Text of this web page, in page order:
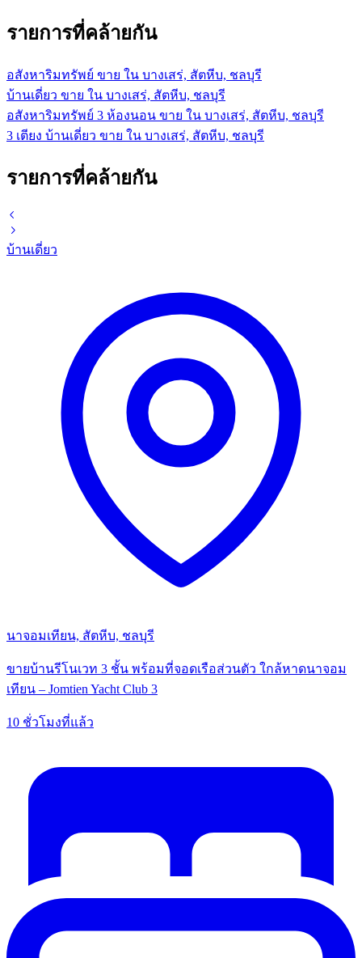
รายการที่คล้ายกัน
อสังหาริมทรัพย์ ขาย ใน บางเสร่, สัตหีบ, ชลบุรี
บ้านเดี่ยว ขาย ใน บางเสร่, สัตหีบ, ชลบุรี
อสังหาริมทรัพย์ 3 ห้องนอน ขาย ใน บางเสร่, สัตหีบ, ชลบุรี
3 เตียง บ้านเดี่ยว ขาย ใน บางเสร่, สัตหีบ, ชลบุรี
รายการที่คล้ายกัน
บ้านเดี่ยว
นาจอมเทียน, สัตหีบ, ชลบุรี
ขายบ้านรีโนเวท 3 ชั้น พร้อมที่จอดเรือส่วนตัว ใกล้หาดนาจอม
เทียน – Jomtien Yacht Club 3
10 ชั่วโมงที่แล้ว